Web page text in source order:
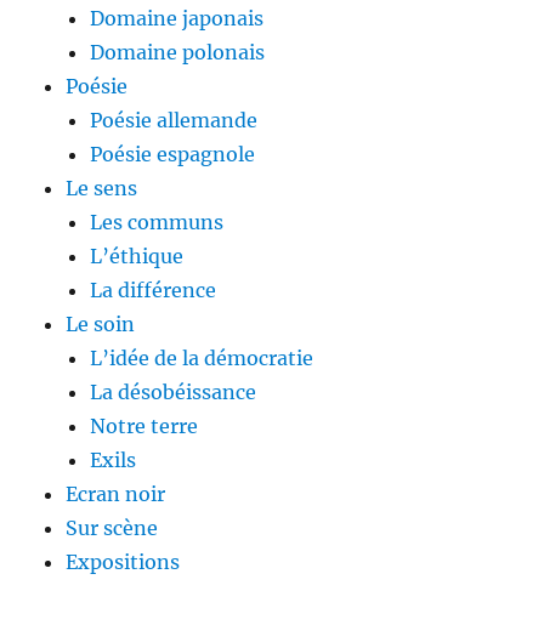
Domaine japonais
Domaine polonais
Poésie
Poésie allemande
Poésie espagnole
Le sens
Les communs
L’éthique
La différence
Le soin
L’idée de la démocratie
La désobéissance
Notre terre
Exils
Ecran noir
Sur scène
Expositions